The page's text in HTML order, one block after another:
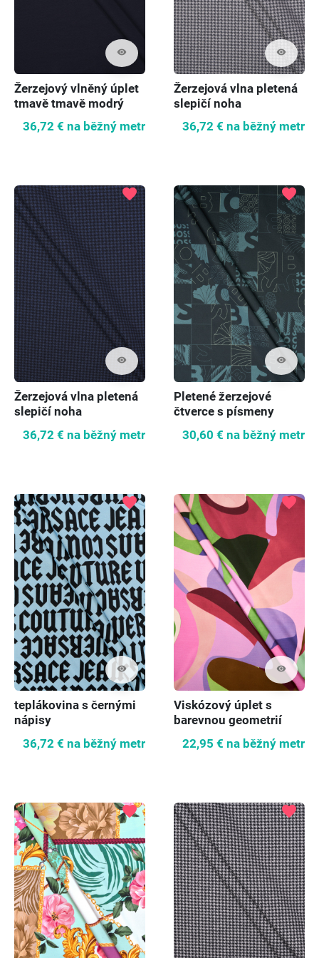
visibility
Žerzejový vlněný úplet
tmavě tmavě modrý
36,72 € na běžný metr
visibility
Žerzejová vlna pletená
slepičí noha
36,72 € na běžný metr
visibility
favorite
Žerzejová vlna pletená
slepičí noha
36,72 € na běžný metr
visibility
favorite
Pletené žerzejové
čtverce s písmeny
30,60 € na běžný metr
visibility
favorite
teplákovina s černými
nápisy
36,72 € na běžný metr
visibility
favorite
Viskózový úplet s
barevnou geometrií
22,95 € na běžný metr
favorite favorite